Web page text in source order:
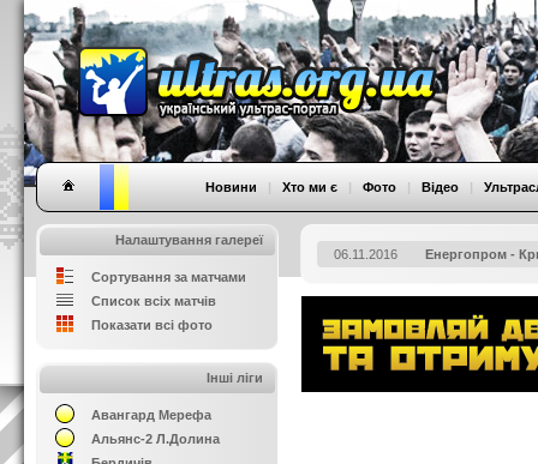
Новини | Хто ми є | Фото | Відео |
Налаштування галереї
Сортування за матчами
Список всіх матчів
Показати всі фото
Інші ліги
Авангард Мерефа
Альянс-2 Л.Долина
06.11.2016 Енергопром -